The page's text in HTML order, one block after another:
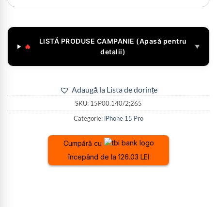
🔥
LISTĂ PRODUSE CAMPANIE (Apasă pentru
detalii)
▼
Adaugă la Lista de dorințe
SKU: 15P00.140/2;265
Categorie: iPhone 15 Pro
Cumpără cu
începând de la 126.03 LEI